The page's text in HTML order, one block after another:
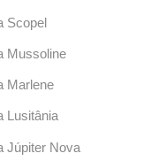
Scopel
Mussoline
Marlene
Lusitânia
Júpiter Nova